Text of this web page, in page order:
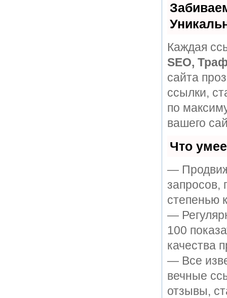
Каждая
SEO,
сайта
ссылки,
по
вашего
Что
—
запросов,
степенью
—
100
качества
— Все
вечные
отзывы,